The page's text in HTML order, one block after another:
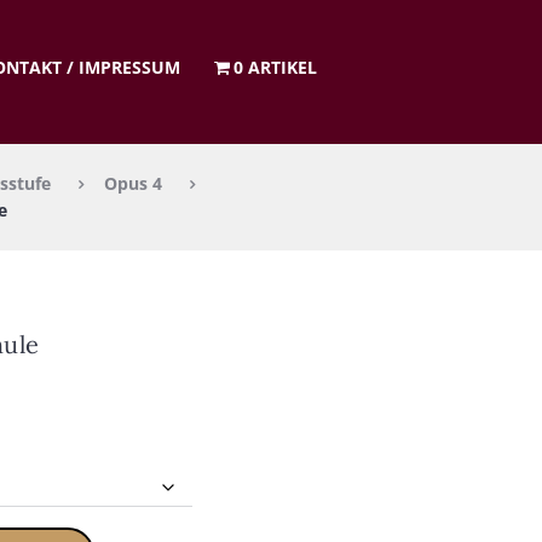
/ IMPRES­SUM 0 ARTIKEL
Opus 4